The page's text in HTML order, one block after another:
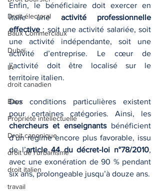
Droit électoral
Baux Commerciaux
Dubaï
IA
droit canadien
Baux
Propriété intellectuelle
Droit canonique
droit de l'urbanisme
droit italien
travail
Enfin, le bénéficiaire doit exercer en
Italie une activité professionnelle
effective : soit une activité salariée, soit
une activité indépendante, soit une
activité d’entreprise. Le cœur de
l’activité doit être localisé sur le
territoire italien.
Des conditions particulières existent
chercheurs et enseignants bénéficient
d’un régime encore plus favorable, issu
de l’article 44 du décret-loi n°78/2010,
avec une exonération de 90 % pendant
six ans, prolongeable jusqu’à douze ans.